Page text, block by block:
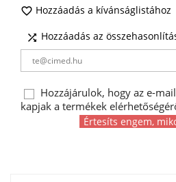
 Hozzáadás a kívánságlistához
 Hozzáadás az
Hozzájárulok, hogy az e-
kapjak a termékek
Értesíts engem,